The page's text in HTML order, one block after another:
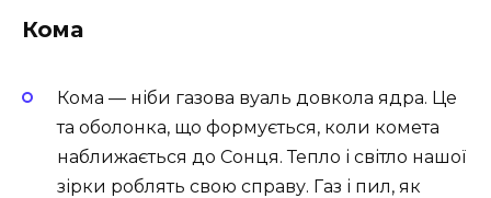
Кома
Кома — ніби газова вуаль довкола ядра. Це
та оболонка, що формується, коли комета
наближається до Сонця. Тепло і світло нашої
зірки роблять свою справу. Газ і пил, як